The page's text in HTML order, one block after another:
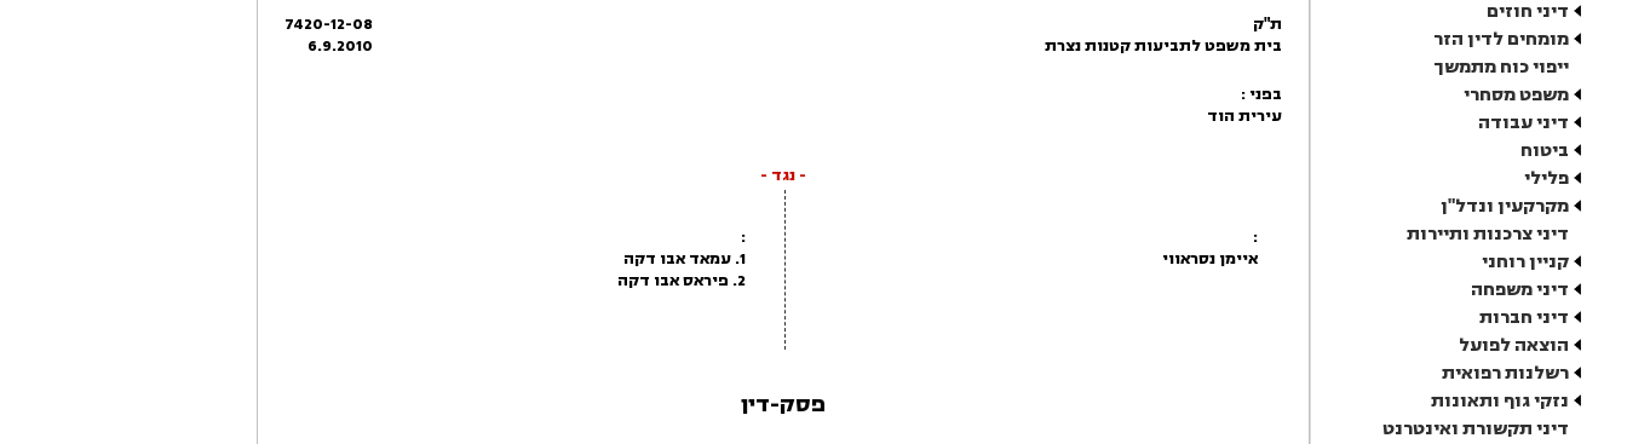
דיני חוזים
מומחים לדין הזר
ייפוי כוח מתמשך
משפט מסחרי
דיני עבודה
ביטוח
פלילי
מקרקעין ונדל"ן
דיני צרכנות ותיירות
קניין רוחני
דיני משפחה
דיני חברות
הוצאה לפועל
רשלנות רפואית
נזקי גוף ותאונות
דיני תקשורת ואינטרנט
ת"ק
בית משפט לתביעות קטנות נצרת
7420-12-08
6.9.2010
בפני :
עירית הוד
- נגד -
:
איימן נסראווי
:
1. עמאד אבו דקה
2. פיראס אבו דקה
פסק-דין